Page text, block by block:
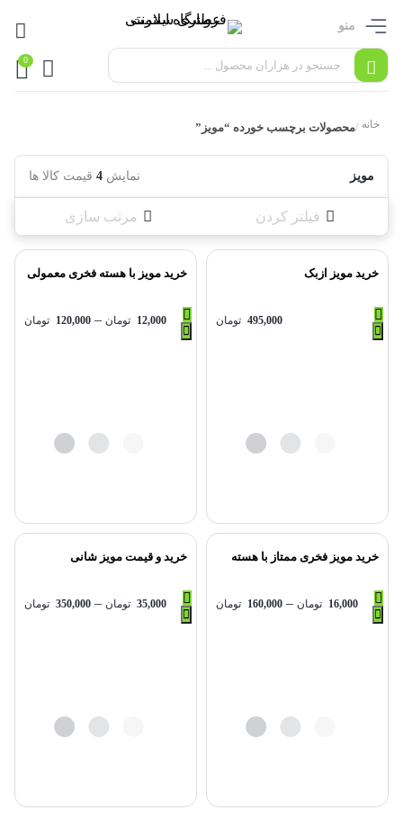
منو
0
خانه /محصولات برچسب خورده “مویز”
مویز نمایش 4 قیمت کالا ها
فیلتر کردن مرتب سازی
خرید مویز ازبک
495,000 تومان
خرید مویز با هسته فخری معمولی
12,000 تومان –
120,000 تومان
خرید مویز فخری ممتاز با هسته
16,000 تومان –
160,000 تومان
خرید و قیمت مویز شانی
35,000 تومان –
350,000 تومان